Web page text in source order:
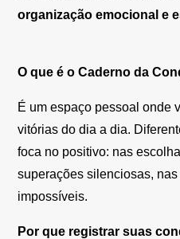
organização emocional e
O que é o Caderno da
É um espaço pessoal onde
vitórias do dia a dia.
foca no positivo: nas
superações silenciosas,
impossíveis.
Por que registrar suas